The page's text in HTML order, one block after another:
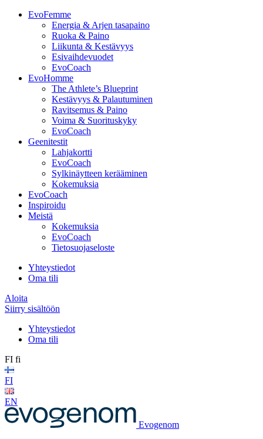
EvoFemme
Energia & Arjen tasapaino
Ruoka & Paino
Liikunta & Kestävyys
Esivaihdevuodet
EvoCoach
EvoHomme
The Athlete’s Blueprint
Kestävyys & Palautuminen
Ravitsemus & Paino
Voima & Suorituskyky
EvoCoach
Geenitestit
Lahjakortti
EvoCoach
Sylkinäytteen kerääminen
Kokemuksia
EvoCoach
Inspiroidu
Meistä
Kokemuksia
EvoCoach
Tietosuojaseloste
Yhteystiedot
Oma tili
Aloita
Siirry sisältöön
Yhteystiedot
Oma tili
FI fi
FI
EN
Evogenom